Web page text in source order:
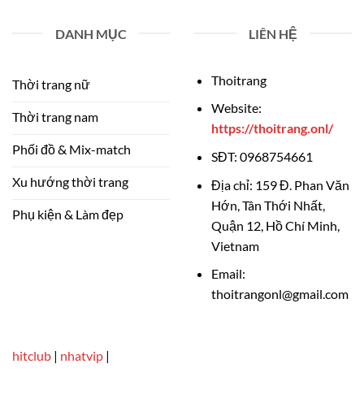
DANH MỤC
Thời trang nữ
Thời trang nam
Phối đồ & Mix-match
Xu hướng thời trang
Phụ kiện & Làm đẹp
LIÊN HỆ
Thoitrang
Website:
https://thoitrang.onl/
SĐT: 0968754661
Địa chỉ: 159 Đ. Phan Văn
Hớn, Tân Thới Nhất,
Quận 12, Hồ Chí Minh,
Vietnam
Email:
thoitrangonl@gmail.com
hitclub | nhatvip |